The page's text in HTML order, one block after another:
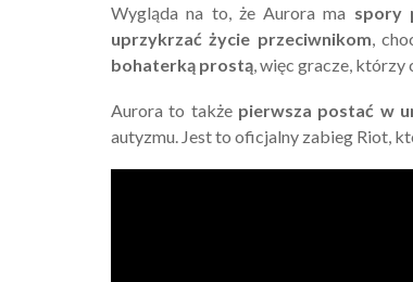
Wygląda na to, że Aurora ma spory
uprzykrzać życie przeciwnikom ,
bohaterką prostą , więc gracze,
Aurora to także pierwsza postać w
autyzmu. Jest to oficjalny zabieg Riot,